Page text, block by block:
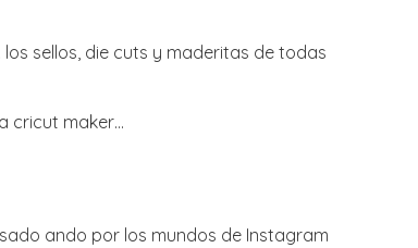
sellos, die cuts y maderitas de todas
cricut maker…
ando por los mundos de Instagram